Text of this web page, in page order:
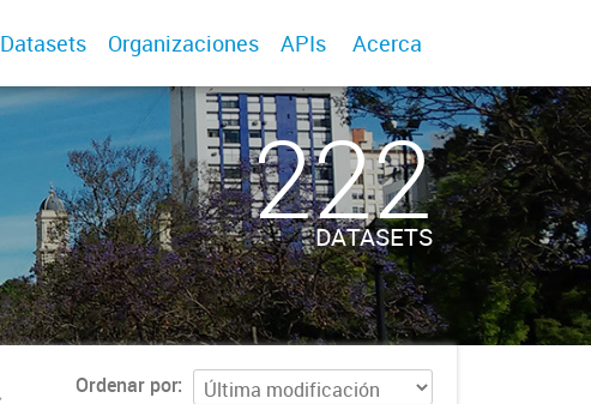
Datasets Organizaciones APIs Acerca
222
DATASETS
Ordenar por